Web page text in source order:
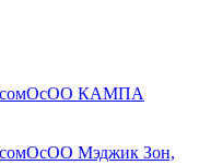
сомОсОО КАМПА
сомОсОО Мэджик Зон,